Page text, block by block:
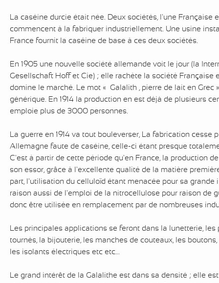
La caséine durcie était née. Deux sociétés, l'une Française
commencent à la fabriquer industriellement. Une usine
France fournit la caséine de base à ces deux sociétés.
En 1905 une nouvelle société allemande voit le jour (la
Gesellschaft Hoff et Cie) ; elle rachète la société Française
domine le marché. Le mot « Galalith , pierre de lait en Grec
générique. En 1914 la production en est déjà de plusieurs
emploie plus de 3000 personnes.
La guerre en 1914 va tout bouleverser, La fabrication cesse
Allemagne faute de caséine, celle-ci étant presque
C'est à partir de cette période qu'en France, la production
son essor, grâce à l'excellente qualité de la matière
part, l'utilisation du celluloïd étant menacée pour sa grande
raison aussi de l'emploi de la nitrocellulose pour raison de
donc être utilisée en remplacement par de nombreuses
Les principales applications se feront dans la lunetterie, les
tournés, la bijouterie, les manches de couteaux, les
les isolants électriques etc etc...
Le grand intérêt de la Galalithe est dans sa densité ; elle